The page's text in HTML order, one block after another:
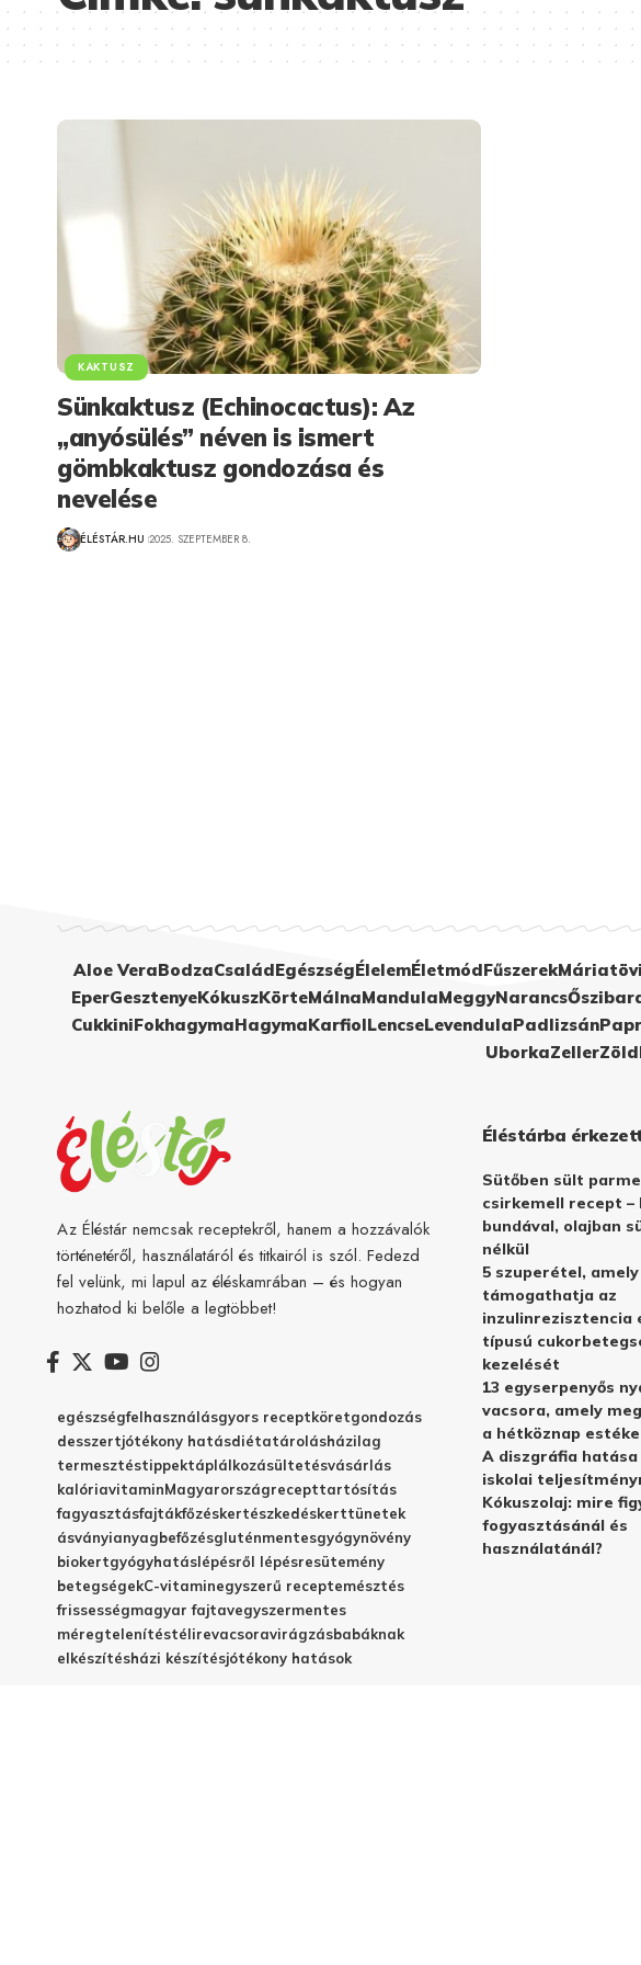
KAKTUSZ
Sünkaktusz (Echinocactus): Az
„anyósülés” néven is ismert
gömbkaktusz gondozása és
nevelése
ÉLÉSTÁR.HU 2025. SZEPTEMBER 8.
Aloe VeraBodzaCsaládEgészségÉlelemÉletmódFűszerek
EperGesztenyeKókuszKörteMálnaMandulaMeggyNarancs
CukkiniFokhagymaHagymaKarfiolLencseLevendulaPadlizsán
UborkaZeller
Az Éléstár nemcsak receptekről, hanem a hozzávalók
történetéről, használatáról és titkairól is szól. Fedezd
fel velünk, mi lapul az éléskamrában – és hogyan
hozhatod ki belőle a legtöbbet!
egészségfelhasználásgyors receptköretgondozás
desszertjótékony hatásdiétatárolásházilag
termesztéstippektáplálkozásültetésvásárlás
kalóriavitaminMagyarországrecepttartósítás
fagyasztásfajtákfőzéskertészkedéskerttünetek
ásványianyagbefőzésgluténmentesgyógynövény
biokertgyógyhatáslépésről lépésresütemény
betegségekC-vitaminegyszerű receptemésztés
frissességmagyar fajtavegyszermentes
méregtelenítéstélirevacsoravirágzásbabáknak
elkészítésházi készítésjótékony hatások
Éléstárba
Sütőben sült
csirkemell recept –
bundával, olajban
nélkül
5 szuperétel, amely
támogathatja az
inzulinrezisztencia
típusú
kezelését
13 egyserpenyős
vacsora, amely
a hétköznap
A diszgráfia hatása
iskolai
Kókuszolaj: mire
fogyasztásánál és
használatánál?